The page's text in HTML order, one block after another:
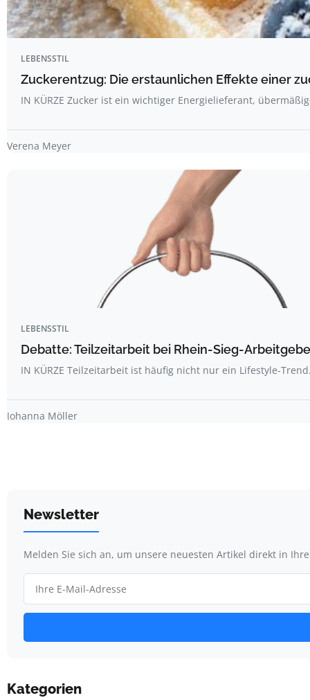
LEBENSSTIL
Zuckerentzug: Die erstaunlichen Effekte einer
IN KÜRZE Zucker ist ein wichtiger Energielieferant,
Verena Meyer
LEBENSSTIL
Debatte: Teilzeitarbeit bei Rhein-Sieg-
IN KÜRZE Teilzeitarbeit ist häufig nicht nur ein Lifestyle-
Johanna Möller
Newsletter
Melden Sie sich an, um unsere neuesten Artikel direkt in
Kategorien